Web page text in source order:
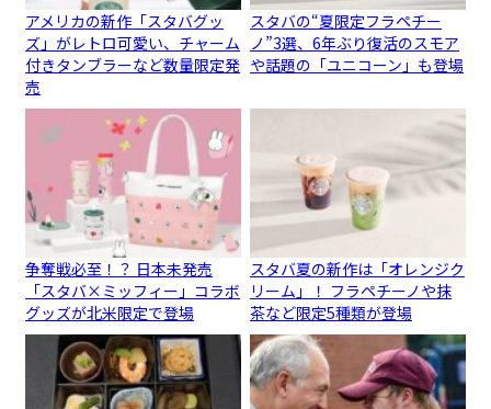
アメリカの新作「スタバグッ
ズ」がレトロ可愛い、チャーム
付きタンブラーなど数量限定発
売
スタバの“夏限定フラペチー
ノ”3選、6年ぶり復活のスモア
や話題の「ユニコーン」も登場
争奪戦必至！？ 日本未発売
「スタバ×ミッフィー」コラボ
グッズが北米限定で登場
スタバ夏の新作は「オレンジク
リーム」！ フラペチーノや抹
茶など限定5種類が登場